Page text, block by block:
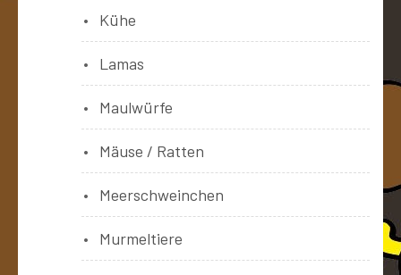
Kühe
Lamas
Maulwürfe
Mäuse / Ratten
Meerschweinchen
Murmeltiere